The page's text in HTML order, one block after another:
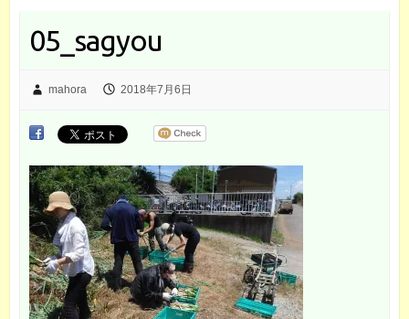
05_sagyou
mahora 2018年7月6日